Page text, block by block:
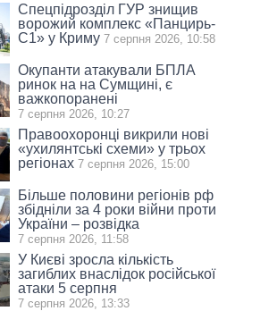
Спецпідрозділ ГУР знищив
ворожий комплекс «Панцирь-
С1» у Криму 7 серпня 2026, 10:58
Окупанти атакували БПЛА
ринок на на Сумщині, є
важкопоранені
7 серпня 2026, 10:27
Правоохоронці викрили нові
«ухилянтські схеми» у трьох
регіонах 7 серпня 2026, 15:00
Більше половини регіонів рф
збідніли за 4 роки війни проти
України – розвідка
7 серпня 2026, 11:58
У Києві зросла кількість
загиблих внаслідок російської
атаки 5 серпня
7 серпня 2026, 13:33